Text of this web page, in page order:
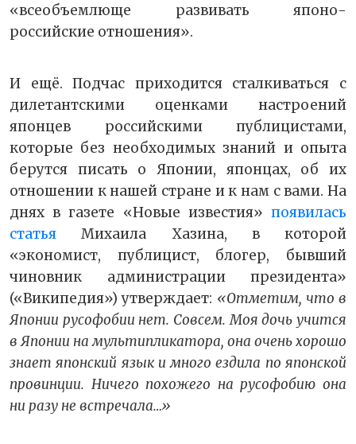
«всеобъемлюще развивать японо-
российские отношения».
И ещё. Подчас приходится сталкиваться с
дилетантскими оценками настроений
японцев российскими публицистами,
которые без необходимых знаний и опыта
берутся писать о Японии, японцах, об их
отношении к нашей стране и к нам с вами. На
днях в газете «Новые известия» появилась
статья Михаила Хазина, в которой
«экономист, публицист, блогер, бывший
чиновник администрации президента»
(«Википедия») утверждает: «Отметим, что в
Японии русофобии нет. Совсем. Моя дочь учится
в Японии на мультипликатора, она очень хорошо
знает японский язык и много ездила по японской
провинции. Ничего похожего на русофобию она
ни разу не встречала…»